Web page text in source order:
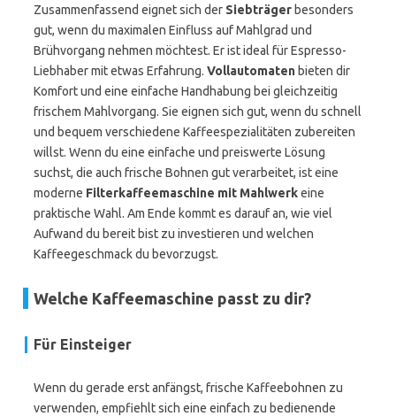
Zusammenfassend eignet sich der Siebträger besonders
gut, wenn du maximalen Einfluss auf Mahlgrad und
Brühvorgang nehmen möchtest. Er ist ideal für Espresso-
Liebhaber mit etwas Erfahrung. Vollautomaten bieten dir
Komfort und eine einfache Handhabung bei gleichzeitig
frischem Mahlvorgang. Sie eignen sich gut, wenn du schnell
und bequem verschiedene Kaffeespezialitäten zubereiten
willst. Wenn du eine einfache und preiswerte Lösung
suchst, die auch frische Bohnen gut verarbeitet, ist eine
moderne Filterkaffeemaschine mit Mahlwerkeine
praktische Wahl. Am Ende kommt es darauf an, wie viel
Aufwand du bereit bist zu investieren und welchen
Kaffeegeschmack du bevorzugst.
Welche Kaffeemaschine passt zu dir?
Für Einsteiger
Wenn du gerade erst anfängst, frische Kaffeebohnen zu
verwenden, empfiehlt sich eine einfach zu bedienende